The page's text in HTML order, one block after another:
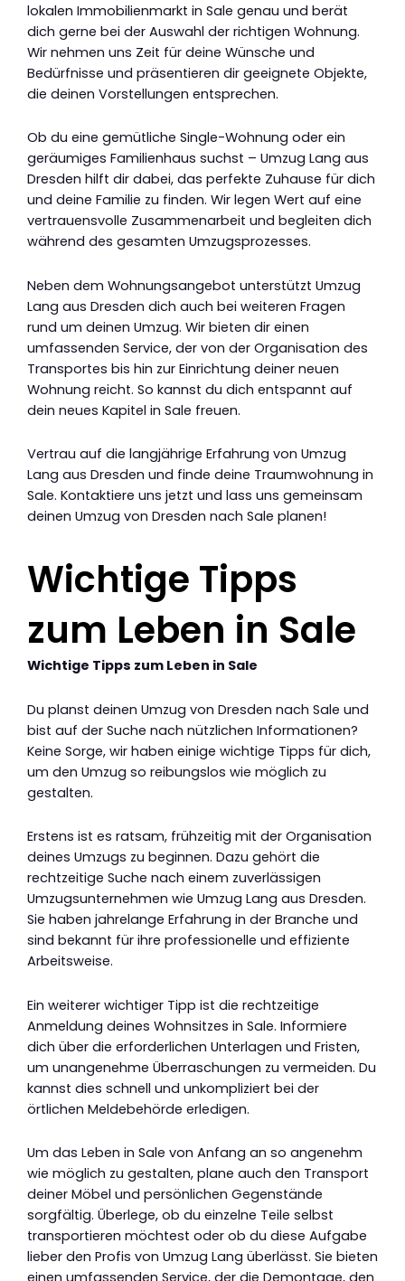
lokalen Immobilienmarkt in Sale genau und berät
dich gerne bei der Auswahl der richtigen Wohnung.
Wir nehmen uns Zeit für deine Wünsche und
Bedürfnisse und präsentieren dir geeignete Objekte,
die deinen Vorstellungen entsprechen.
Ob du eine gemütliche Single-Wohnung oder ein
geräumiges Familienhaus suchst – Umzug Lang aus
Dresden hilft dir dabei, das perfekte Zuhause für dich
und deine Familie zu finden. Wir legen Wert auf eine
vertrauensvolle Zusammenarbeit und begleiten dich
während des gesamten Umzugsprozesses.
Neben dem Wohnungsangebot unterstützt Umzug
Lang aus Dresden dich auch bei weiteren Fragen
rund um deinen Umzug. Wir bieten dir einen
umfassenden Service, der von der Organisation des
Transportes bis hin zur Einrichtung deiner neuen
Wohnung reicht. So kannst du dich entspannt auf
dein neues Kapitel in Sale freuen.
Vertrau auf die langjährige Erfahrung von Umzug
Lang aus Dresden und finde deine Traumwohnung in
Sale. Kontaktiere uns jetzt und lass uns gemeinsam
deinen Umzug von Dresden nach Sale planen!
Wichtige Tipps
zum Leben in Sale
Wichtige Tipps zum Leben in Sale
Du planst deinen Umzug von Dresden nach Sale und
bist auf der Suche nach nützlichen Informationen?
Keine Sorge, wir haben einige wichtige Tipps für dich,
um den Umzug so reibungslos wie möglich zu
gestalten.
Erstens ist es ratsam, frühzeitig mit der Organisation
deines Umzugs zu beginnen. Dazu gehört die
rechtzeitige Suche nach einem zuverlässigen
Umzugsunternehmen wie Umzug Lang aus Dresden.
Sie haben jahrelange Erfahrung in der Branche und
sind bekannt für ihre professionelle und effiziente
Arbeitsweise.
Ein weiterer wichtiger Tipp ist die rechtzeitige
Anmeldung deines Wohnsitzes in Sale. Informiere
dich über die erforderlichen Unterlagen und Fristen,
um unangenehme Überraschungen zu vermeiden. Du
kannst dies schnell und unkompliziert bei der
örtlichen Meldebehörde erledigen.
Um das Leben in Sale von Anfang an so angenehm
wie möglich zu gestalten, plane auch den Transport
deiner Möbel und persönlichen Gegenstände
sorgfältig. Überlege, ob du einzelne Teile selbst
transportieren möchtest oder ob du diese Aufgabe
lieber den Profis von Umzug Lang überlässt. Sie bieten